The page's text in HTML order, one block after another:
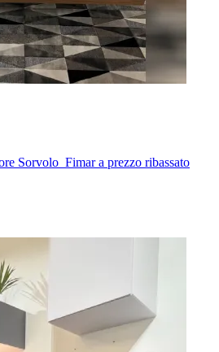
Sorvolo Fimar a prezzo ribassato